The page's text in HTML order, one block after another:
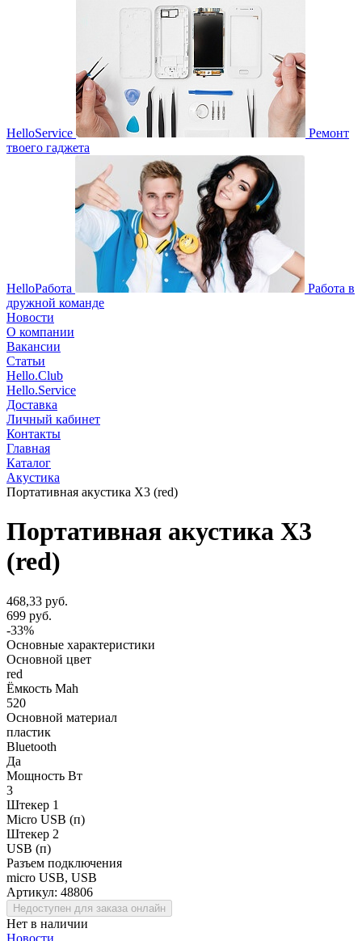
HelloService
Ремонт
твоего гаджета
HelloРабота
Работа в
дружной команде
Новости
О компании
Вакансии
Статьи
Hello.Club
Hello.Service
Доставка
Личный кабинет
Контакты
Главная
Каталог
Акустика
Портативная акустика X3 (red)
Портативная акустика X3
(red)
468,33 руб.
699 руб.
-33%
Основные характеристики
Основной цвет
red
Ёмкость Mah
520
Основной материал
пластик
Bluetooth
Да
Мощность Вт
3
Штекер 1
Micro USB (п)
Штекер 2
USB (п)
Разъем подключения
micro USB, USB
Артикул: 48806
Недоступен для заказа онлайн
Нет в наличии
Новости